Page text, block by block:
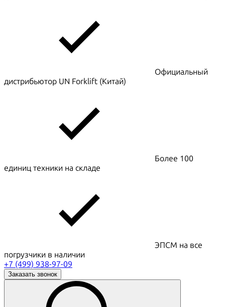
Официальный
дистрибьютор UN Forklift (Китай)
Более 100
единиц техники на складе
ЭПСМ на все
погрузчики в наличии
+7 (499) 938-97-09
Заказать звонок